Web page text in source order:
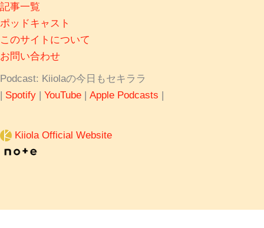
記事一覧
ポッドキャスト
このサイトについて
お問い合わせ
Podcast: Kiiolaの今日もセキララ
| Spotify | YouTube | Apple Podcasts |
Kiiola Official Website